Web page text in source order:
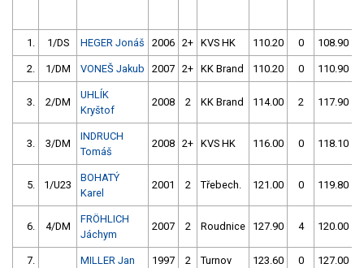
1. 1/DS HEGER Jonáš 2006 2+ KVS HK 110.20 0 108.90
2. 1/DM VONEŠ Jakub 2007 2+ KK Brand 110.20 0 110.90
3. 2/DM
UHLÍK
Kryštof
2008 2 KK Brand 114.00 2 117.90
3. 3/DM
INDRUCH
Tomáš
2008 2+ KVS HK 116.00 0 118.10
5. 1/U23
BOHATÝ
Karel
2001 2 Třebech. 121.00 0 119.80
6. 4/DM
FRÖHLICH
Jáchym
2007 2 Roudnice 127.90 4 120.00
7. MILLER Jan 1997 2 Turnov 123.60 0 127.00